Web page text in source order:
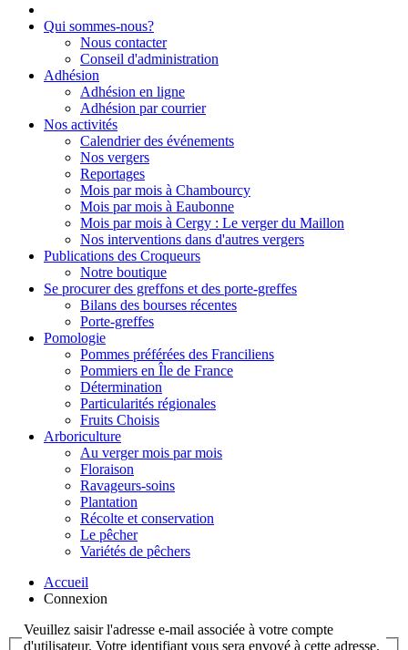
Qui sommes-nous?
Nous contacter
Conseil d'administration
Adhésion
Adhésion en ligne
Adhésion par courrier
Nos activités
Calendrier des événements
Nos vergers
Reportages
Mois par mois à Chambourcy
Mois par mois à Eaubonne
Mois par mois à Cergy : Le verger du Maillon
Nos interventions dans d'autres vergers
Publications des Croqueurs
Notre boutique
Se procurer des greffons et des porte-greffes
Bilans des bourses récentes
Porte-greffes
Pomologie
Pommes préférées des Franciliens
Pommiers en Île de France
Détermination
Particularités régionales
Fruits Choisis
Arboriculture
Au verger mois par mois
Floraison
Ravageurs-soins
Plantation
Récolte et conservation
Le pêcher
Variétés de pêchers
Accueil
Connexion
Veuillez saisir l'adresse e-mail associée à votre compte
d'utilisateur. Votre identifiant vous sera envoyé à cette adresse.